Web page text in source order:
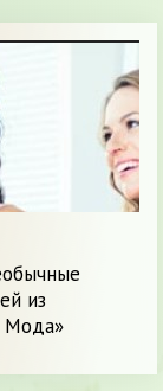
из
Мода»